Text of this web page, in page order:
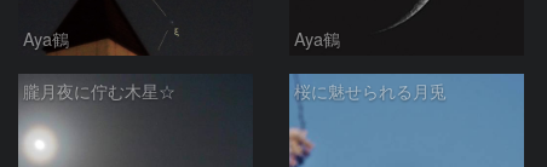
Aya鶴 Aya鶴
朧月夜に佇む木星☆ 桜に魅せられる月兎